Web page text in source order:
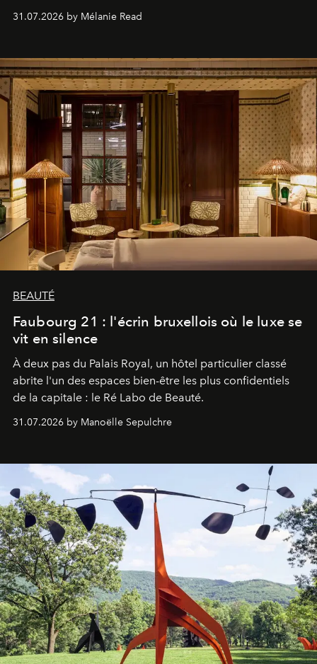
31.07.2026 by Mélanie Read
BEAUTÉ
Faubourg 21 : l'écrin bruxellois où le luxe se
vit en silence
À deux pas du Palais Royal, un hôtel particulier classé
abrite l'un des espaces bien-être les plus confidentiels
de la capitale : le Ré Labo de Beauté.
31.07.2026 by Manoëlle Sepulchre